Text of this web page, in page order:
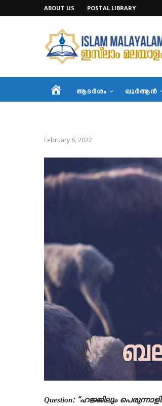
ABOUT US POSTAL LIBRARY
HOMEആദര്‍ശം ഖുര്‍ആന്‍
February 6, 2022
Question: “ഹജ്ജിലും